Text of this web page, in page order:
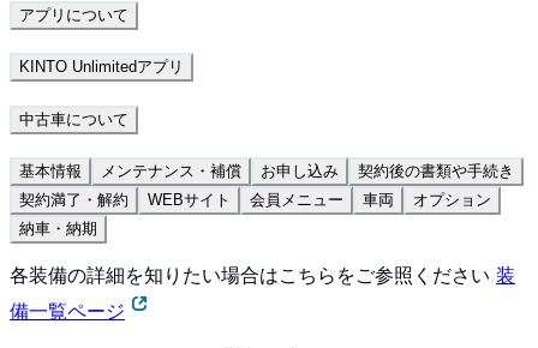
アプリについて
KINTO Unlimitedアプリ
中古車について
基本情報 メンテナンス・補償 お申し込み
契約後の書類や手続き
契約満了・解約
WEBサイト 会員メニュー 車両
オプション
納車・納期
各装備の詳細を知りたい場合はこちらをご参照ください 装
備一覧ページ